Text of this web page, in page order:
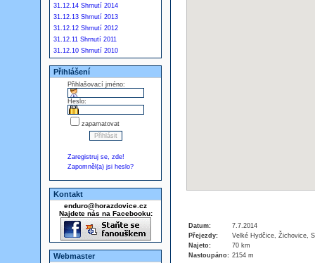
31.12.14 Shrnutí 2014
31.12.13 Shrnutí 2013
31.12.12 Shrnutí 2012
31.12.11 Shrnutí 2011
31.12.10 Shrnutí 2010
Přihlášení
Přihlašovací jméno:
Heslo:
zapamatovat
Zaregistruj se, zde!
Zapomněl(a) jsi heslo?
Kontakt
enduro@horazdovice.cz
Najdete nás na Facebooku:
Webmaster
Datum:
7.7.2014
Přejezdy:
Velké Hydčice, Žichovice,
Najeto:
70 km
Nastoupáno: 2154 m